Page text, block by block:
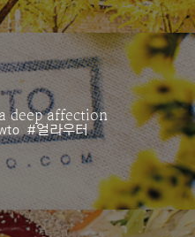
deep affection
#얼라우터